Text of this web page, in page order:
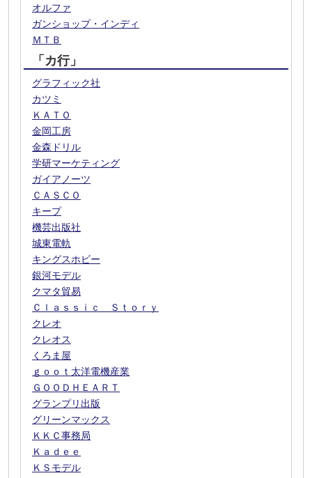
オルファ
ガンショップ・インディ
ＭＴＢ
「カ行」
グラフィック社
カツミ
ＫＡＴＯ
金岡工房
金森ドリル
学研マーケティング
ガイアノーツ
ＣＡＳＣＯ
キープ
機芸出版社
城東電軌
キングスホビー
銀河モデル
クマタ貿易
Ｃｌａｓｓｉｃ Ｓｔｏｒｙ
クレオ
クレオス
くろま屋
ｇｏｏｔ太洋電機産業
ＧＯＯＤＨＥＡＲＴ
グランプリ出版
グリーンマックス
ＫＫＣ事務局
Ｋａｄｅｅ
ＫＳモデル